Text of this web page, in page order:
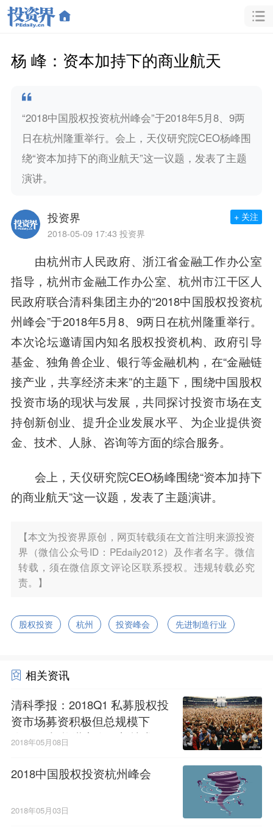
杨 峰：资本加持下的商业航天
“2018中国股权投资杭州峰会”于2018年5月8、9两
日在杭州隆重举行。会上，天仪研究院CEO杨峰围
绕“资本加持下的商业航天”这一议题，发表了主题
演讲。
投资界
2018-05-09 17:43 投资界
+ 关注
由杭州市人民政府、浙江省金融工作办公室
指导，杭州市金融工作办公室、杭州市江干区人
民政府联合清科集团主办的“2018中国股权投资杭
州峰会”于2018年5月8、9两日在杭州隆重举行。
本次论坛邀请国内知名股权投资机构、政府引导
基金、独角兽企业、银行等金融机构，在“金融链
接产业，共享经济未来”的主题下，围绕中国股权
投资市场的现状与发展，共同探讨投资市场在支
持创新创业、提升企业发展水平、为企业提供资
金、技术、人脉、咨询等方面的综合服务。
会上， 天仪研究院CEO杨峰围绕“资本加持下
的商业航天”这一议题，发表了主题演讲。
【本文为投资界原创，网页转载须在文首注明来源投资
界（微信公众号ID：PEdaily2012）及作者名字。微信
转载，须在微信原文评论区联系授权。违规转载必究
责。】
股权投资 杭州 投资峰会 先进制造行业
相关资讯
清科季报：2018Q1 私募股权投
资市场募资积极但总规模下
降，PE机构潜心布局新技术
2018年05月08日
2018中国股权投资杭州峰会
2018年05月03日